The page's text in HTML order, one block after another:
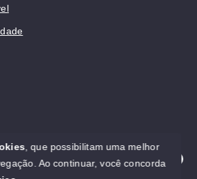
Estamos disponíveis para te ajudar.
, que possibilitam uma melhor
Ao continuar, você concorda